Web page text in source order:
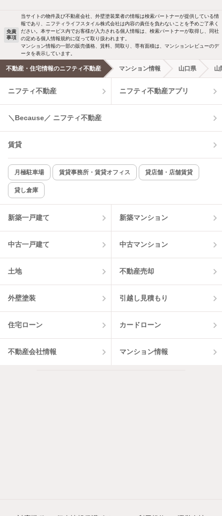
免責
事項
当サイトの物件及び不動産会社、外壁塗装業者の情報は検索パートナーが提供している情
報であり、ニフティライフスタイル株式会社は内容の責任を負わないことを予めご了承く
ださい。本サービス内でお客様が入力される個人情報は、検索パートナーが取得し、同社
の定める個人情報規約に従って取り扱われます。
マンション情報の一部の販売価格、賃料、間取り、専有面積は、マンションレビューのデ
ータを表示しています。
不動産・住宅情報のニフティ不動産 マンション情報 山口県 山
ニフティ不動産 ニフティ不動産アプリ
＼Because／ ニフティ不動産
賃貸
月極駐車場 賃貸事務所・賃貸オフィス 貸店舗・店舗賃貸
貸し倉庫
新築一戸建て 新築マンション
中古一戸建て 中古マンション
土地 不動産売却
外壁塗装 引越し見積もり
住宅ローン カードローン
不動産会社情報 マンション情報